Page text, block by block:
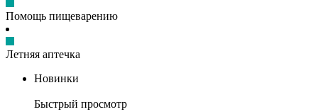
Помощь пищеварению
Летняя аптечка
Новинки
Быстрый просмотр